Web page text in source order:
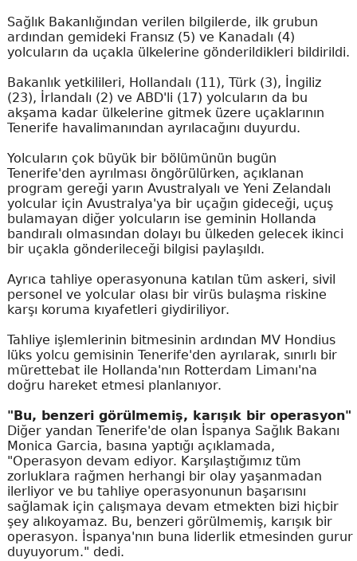
Sağlık Bakanlığından verilen bilgilerde, ilk grubun
ardından gemideki Fransız (5) ve Kanadalı (4)
yolcuların da uçakla ülkelerine gönderildikleri bildirildi.
Bakanlık yetkilileri, Hollandalı (11), Türk (3), İngiliz
(23), İrlandalı (2) ve ABD'li (17) yolcuların da bu
akşama kadar ülkelerine gitmek üzere uçaklarının
Tenerife havalimanından ayrılacağını duyurdu.
Yolcuların çok büyük bir bölümünün bugün
Tenerife'den ayrılması öngörülürken, açıklanan
program gereği yarın Avustralyalı ve Yeni Zelandalı
yolcular için Avustralya'ya bir uçağın gideceği, uçuş
bulamayan diğer yolcuların ise geminin Hollanda
bandıralı olmasından dolayı bu ülkeden gelecek ikinci
bir uçakla gönderileceği bilgisi paylaşıldı.
Ayrıca tahliye operasyonuna katılan tüm askeri, sivil
personel ve yolcular olası bir virüs bulaşma riskine
karşı koruma kıyafetleri giydiriliyor.
Tahliye işlemlerinin bitmesinin ardından MV Hondius
lüks yolcu gemisinin Tenerife'den ayrılarak, sınırlı bir
mürettebat ile Hollanda'nın Rotterdam Limanı'na
doğru hareket etmesi planlanıyor.
"Bu, benzeri görülmemiş, karışık bir operasyon"
Diğer yandan Tenerife'de olan İspanya Sağlık Bakanı
Monica Garcia, basına yaptığı açıklamada,
"Operasyon devam ediyor. Karşılaştığımız tüm
zorluklara rağmen herhangi bir olay yaşanmadan
ilerliyor ve bu tahliye operasyonunun başarısını
sağlamak için çalışmaya devam etmekten bizi hiçbir
şey alıkoyamaz. Bu, benzeri görülmemiş, karışık bir
operasyon. İspanya'nın buna liderlik etmesinden gurur
duyuyorum." dedi.